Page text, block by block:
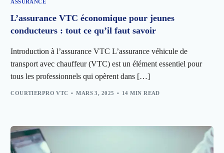
ASSURANCE
L’assurance VTC économique pour jeunes
conducteurs : tout ce qu’il faut savoir
Introduction à l’assurance VTC L’assurance véhicule de
transport avec chauffeur (VTC) est un élément essentiel pour
tous les professionnels qui opèrent dans […]
COURTIERPRO VTC MARS 3, 2025 14 MIN READ